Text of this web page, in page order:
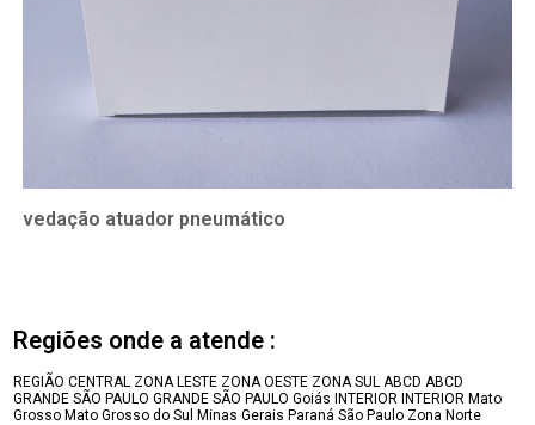
vedação atuador pneumático
Regiões onde a atende :
REGIÃO CENTRAL ZONA LESTE ZONA OESTE ZONA SUL ABCD ABCD
GRANDE SÃO PAULO GRANDE SÃO PAULO Goiás INTERIOR INTERIOR Mato
Grosso Mato Grosso do Sul Minas Gerais Paraná São Paulo Zona Norte